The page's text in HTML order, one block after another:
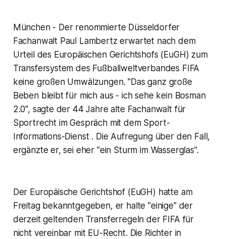
München - Der renommierte Düsseldorfer
Fachanwalt Paul Lambertz erwartet nach dem
Urteil des Europäischen Gerichtshofs (EuGH) zum
Transfersystem des Fußballweltverbandes FIFA
keine großen Umwälzungen. "Das ganz große
Beben bleibt für mich aus - ich sehe kein Bosman
2.0", sagte der 44 Jahre alte Fachanwalt für
Sportrecht im Gespräch mit dem Sport-
Informations-Dienst . Die Aufregung über den Fall,
ergänzte er, sei eher "ein Sturm im Wasserglas".
Der Europäische Gerichtshof (EuGH) hatte am
Freitag bekanntgegeben, er halte "einige" der
derzeit geltenden Transferregeln der FIFA für
nicht vereinbar mit EU-Recht. Die Richter in